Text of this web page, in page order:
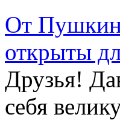
От
открыты
Друзья!
себя